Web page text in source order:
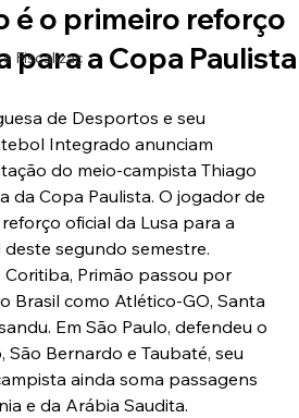
Fiscalizaç
é o primeiro reforço
para a Copa Paulista
Integrado anunciam
do meio-campista Thiago
da Copa Paulista. O jogador de
oficial da Lusa para a
segundo semestre.
Primão passou por
Brasil como Atlético-GO, Santa
Em São Paulo, defendeu o
Bernardo e Taubaté, seu
ainda soma passagens
e da Arábia Saudita.